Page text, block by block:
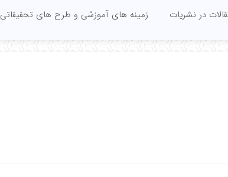
در نشریات زمینه های آموزشی و طرح های تحقیقاتی